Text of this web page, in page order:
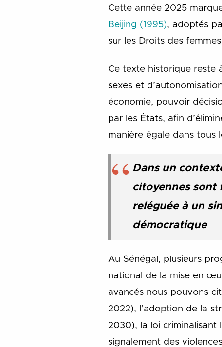
Cette année 2025
Beijing (1995), adoptés
sur les Droits des
Ce texte historique reste
sexes et
économie, pouvoir
par les États, afin
manière égale dans tous
Dans un
citoyennes sont
reléguée à un
démocratique
Au Sénégal, plusieurs
national de la mise en
avancés nous pouvons
2022), l’adoption de la
2030), la loi criminalisant
signalement des